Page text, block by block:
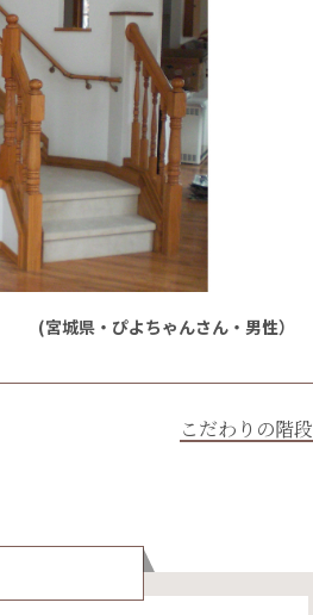
(宮城県・ぴよちゃんさん・男性）
こだわりの階段